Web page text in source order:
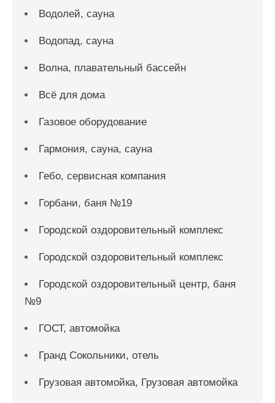
Водолей, сауна
Водопад, сауна
Волна, плавательный бассейн
Всё для дома
Газовое оборудование
Гармония, сауна, сауна
Гебо, сервисная компания
Горбани, баня №19
Городской оздоровительный комплекс
Городской оздоровительный комплекс
Городской оздоровительный центр, баня
№9
ГОСТ, автомойка
Гранд Сокольники, отель
Грузовая автомойка, Грузовая автомойка